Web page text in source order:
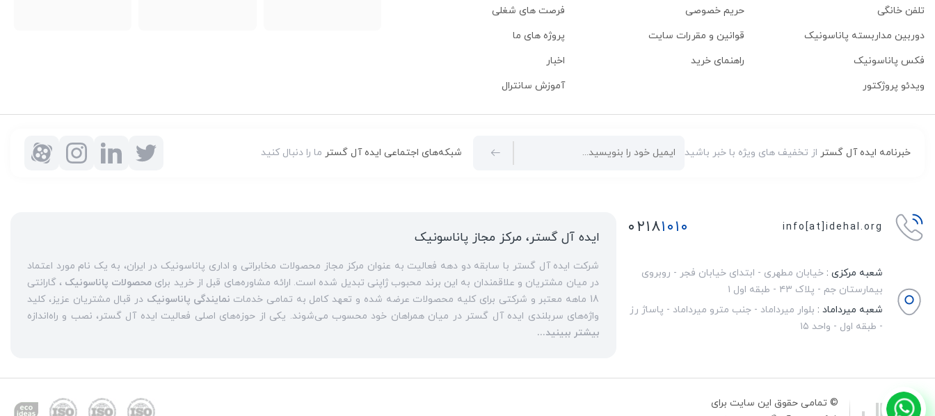
تلفن خانگی
دوربین مداربسته پاناسونیک
فکس پاناسونیک
ویدئو پروژکتور
حریم خصوصی
قوانین و مقررات سایت
راهنمای خرید
فرصت های شغلی
پروژه های ما
اخبار
آموزش سانترال
خبرنامه ایده آل گستر از تخفیف های ویژه با خبر باشید شبکه‌های اجتماعی ایده آل گستر ما را دنبال کنید
info[at]idehal.org ۰۲۱۸۱۰۱۰
شعبه مرکزی : خیابان مطهری - ابتدای خیابان فجر - روبروی
بیمارستان جم - پلاک ۴۳ - طبقه اول ۱
شعبه میرداماد : بلوار میرداماد - جنب مترو میرداماد - پاساژ رز
- طبقه اول - واحد ۱۵
ایده آل گستر، مرکز مجاز پاناسونیک
شرکت ایده آل گستر با سابقه دو دهه فعالیت به عنوان مرکز مجاز محصولات مخابراتی و اداری پاناسونیک در ایران، به یک نام مورد اعتماد
در میان مشتریان و علاقمندان به این برند محبوب ژاپنی تبدیل شده است. ارائه مشاوره‌های قبل از خرید برای
محصولات پاناسونیک ، گارانتی
18 ماهه معتبر و شرکتی برای کلیه محصولات عرضه شده و تعهد کامل به تمامی خدمات
نمایندگی پاناسونیک در قبال مشتریان عزیز، کلید
واژه‌های سربلندی ایده آل گستر در میان همراهان خود محسوب می‌شوند. یکی از حوزه‌های اصلی فعالیت ایده آل گستر، نصب و راه‌اندازه
انواع مراکزسانترال
حوزه‌های همراهی ایده آل گستر با مشتریان گرامی، فعالیت به عنواننمایندگی تعمیرات تلفن پاناسونیک در تهران است.
تعمیر تلفن
بیشتر ببینید...
© تمامی حقوق این سایت برای